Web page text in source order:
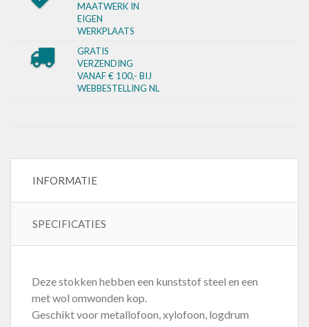
MAATWERK IN
EIGEN
WERKPLAATS
GRATIS
VERZENDING
VANAF € 100,- BIJ
WEBBESTELLING NL
INFORMATIE
SPECIFICATIES
Deze stokken hebben een kunststof steel en een
met wol omwonden kop.
Geschikt voor metallofoon, xylofoon, logdrum